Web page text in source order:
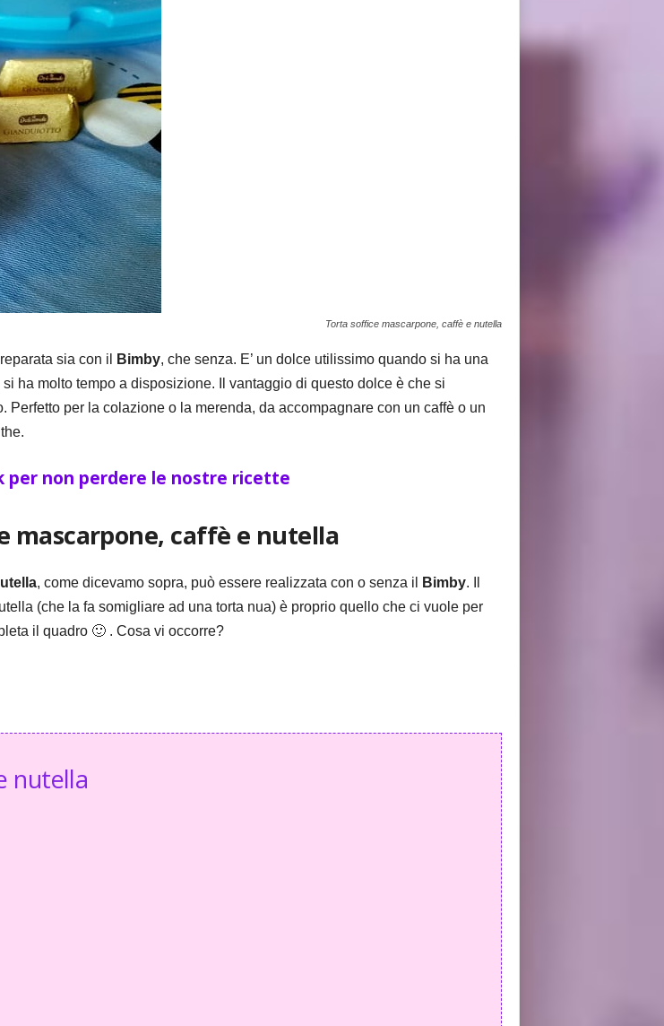
Torta soffice mascarpone, caffè e nutella
sia con il Bimby, che senza. E’ un dolce utilissimo quando si ha una
ha molto tempo a disposizione. Il vantaggio di questo dolce è che si
per la colazione o la merenda, da accompagnare con un caffè o un
per non perdere le nostre ricette
mascarpone, caffè e nutella
, come dicevamo sopra, può essere realizzata con o senza il Bimby. Il
(che la fa somigliare ad una torta nua) è proprio quello che ci vuole per
il quadro 🙂 . Cosa vi occorre?
nutella